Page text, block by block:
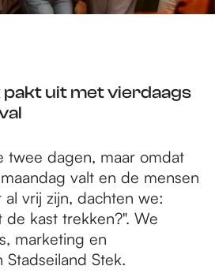
pakt uit met vierdaags
twee dagen, maar omdat
valt en de mensen
vrij zijn, dachten we:
kast trekken?". We
marketing en
Stek.